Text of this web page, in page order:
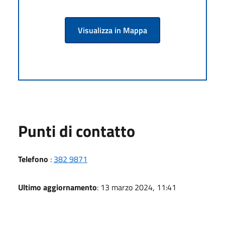
Visualizza in Mappa
Punti di contatto
Telefono : 382 9871
Ultimo aggiornamento: 13 marzo 2024, 11:41